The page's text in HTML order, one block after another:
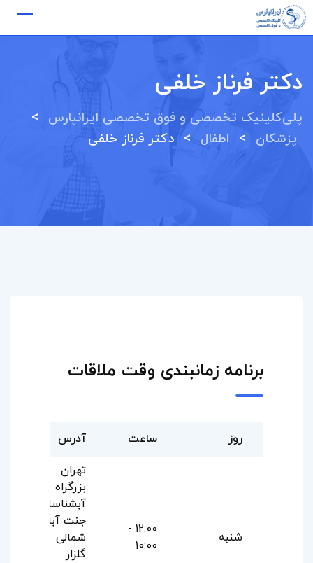
Skip
to
content
دکتر فرناز خلفی
پلی‌کلینیک تخصصی و فوق تخصصی ایرانپارس >
پزشکان > اطفال > دکتر فرناز خلفی
برنامه زمانبندی وقت ملاقات
روز ساعت آدرس
شنبه
12:00 -
10:00
تهران
بزرگراه
آبشناسان
جنت آباد
شمالی
گلزار